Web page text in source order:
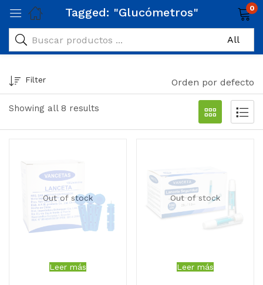
Tagged: "Glucómetros" 0
Showing all 8 results
Filter Orden por defecto
Out of stock
Leer más
Out of stock
Leer más